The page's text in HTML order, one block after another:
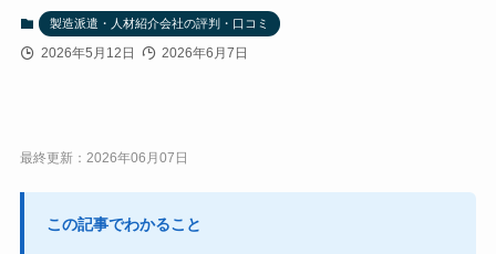
製造派遣・人材紹介会社の評判・口コミ
2026年5月12日 2026年6月7日
最終更新：2026年06月07日
この記事でわかること